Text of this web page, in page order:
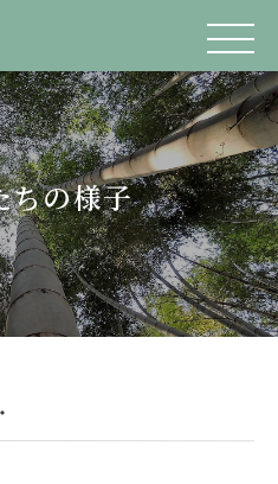
ちの様子